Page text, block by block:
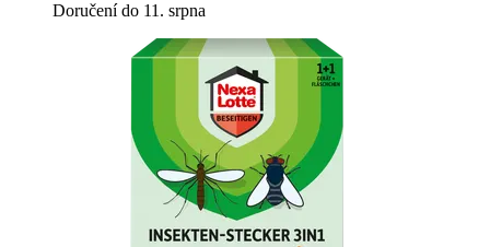
Doručení do 11. srpna